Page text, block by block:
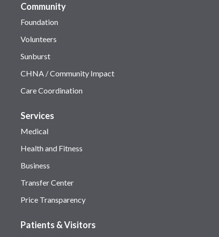
Community
Foundation
Volunteers
Sunburst
CHNA / Community Impact
Care Coordination
Services
Medical
Health and Fitness
Business
Transfer Center
Price Transparency
Patients & Visitors